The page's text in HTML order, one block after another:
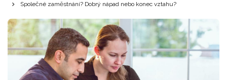
Společné zaměstnání? Dobrý nápad nebo konec vztahu?